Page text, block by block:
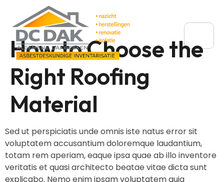
How to Choose the
Right Roofing
Material
Sed ut perspiciatis unde omnis iste natus error sit
voluptatem accusantium doloremque laudantium,
totam rem aperiam, eaque ipsa quae ab illo inventore
veritatis et quasi architecto beatae vitae dicta sunt
explicabo. Nemo enim ipsam voluptatem quia